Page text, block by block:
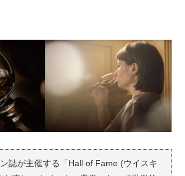
誌が主催する「Hall of Fame (ウイスキ